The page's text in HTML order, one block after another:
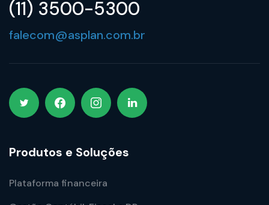
(11) 3500-5300
falecom@asplan.com.br
Produtos e Soluções
Plataforma financeira